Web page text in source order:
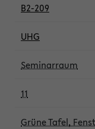
B2-209
UHG
Seminarraum
11
Grüne Tafel,